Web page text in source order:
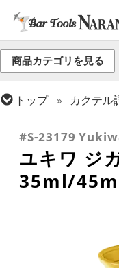
商品カテゴリを見る
トップ カクテル
#S-23179
ユキワ ジ
35ml/